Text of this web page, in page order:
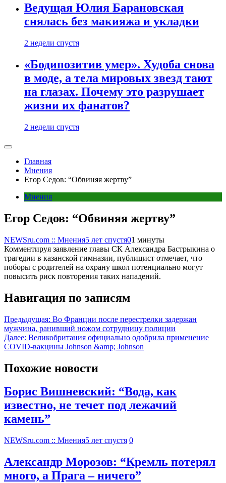
Ведущая Юлия Барановская
снялась без макияжа и укладки
2 недели спустя
«Бодипозитив умер». Худоба снова
в моде, а тела мировых звезд тают
на глазах. Почему это разрушает
жизни их фанатов?
2 недели спустя
Главная
Мнения
Егор Седов: “Обвиняя жертву”
Мнения
Егор Седов: “Обвиняя жертву”
NEWSru.com :: Мнения5 лет спустя01 минуты
Комментируя заявление главы СК Александра Бастрыкина о
трагедии в казанской гимназии, публицист отмечает, что
поборы с родителей на охрану школ потенциально могут
повысить риск повторения таких нападений.
Навигация по записям
Предыдущая: Во Франции после перестрелки задержан
мужчина, ранивший ножом сотрудницу полиции
Далее: Великобритания официально одобрила применение
COVID-вакцины Johnson &amp; Johnson
Похожие новости
Борис Вишневский: “Вода, как
известно, не течет под лежачий
камень”
NEWSru.com :: Мнения5 лет спустя 0
Александр Морозов: “Кремль потерял
много, а Прага – ничего”